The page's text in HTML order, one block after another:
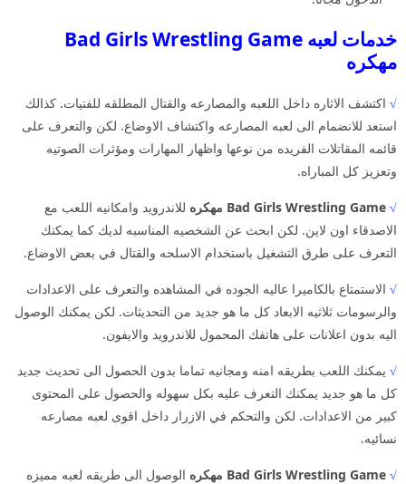
خدمات لعبه Bad Girls Wrestling Game
مهكره
√ اكتشف الاثاره داخل اللعبه والمصارعه والقتال المطلقه للفتيات. كذالك
استعد للانضمام الى لعبه المصارعه واكتشاف الاوضاع. لكن والتعرف على
قائمه المقاتلات الفريده من نوعها واظهار المهارات ومؤثرات الصوتيه
وتعزيز كل المباراه.
√ Bad Girls Wrestling Game مهكره
للاندرويد وامكانيه اللعب مع
الاصدقاء اون لاين. لكن ابحث عن الشخصيه المناسبه لديك كما يمكنك
التعرف على طرق التشغيل باستخدام الاسلحه والقتال في بعض الاوضاع.
√ الاستمتاع بالكاميرا عاليه الجوده في المشاهده والتعرف على الاعدادات
والرسومات ثلاثيه الابعاد كل ما هو جديد من التحديثات. لكن يمكنك الوصول
اليه بدون اعلانات على هاتفك المحمول للاندرويد والايفون.
√ يمكنك اللعب بطريقه امنه ومجانيه تماما بدون الحصول الى تحديث جديد
كل ما هو جديد يمكنك التعرف عليه بكل سهوله والحصول على المحتوى
كبير من الاعدادات. لكن والتحكم في الازرار داخل اقوى لعبه مصارعه
نسائيه.
√ Bad Girls Wrestling Game مهكره
الوصول الى طريقه لعبه مميزه